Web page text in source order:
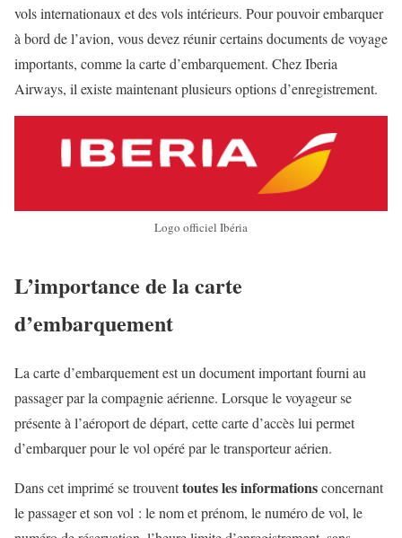
vols internationaux et des vols intérieurs. Pour pouvoir embarquer
à bord de l’avion, vous devez réunir certains documents de voyage
importants, comme la carte d’embarquement. Chez Iberia
Airways, il existe maintenant plusieurs options d’enregistrement.
Logo officiel Ibéria
L’importance de la carte
d’embarquement
La carte d’embarquement est un document important fourni au
passager par la compagnie aérienne. Lorsque le voyageur se
présente à l’aéroport de départ, cette carte d’accès lui permet
d’embarquer pour le vol opéré par le transporteur aérien.
Dans cet imprimé se trouventtoutes les informationsconcernant
le passager et son vol : le nom et prénom, le numéro de vol, le